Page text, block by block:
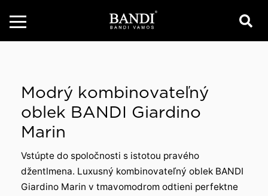
Modrý kombinovateľný
oblek BANDI Giardino
Marin
Vstúpte do spoločnosti s istotou pravého
džentlmena. Luxusný kombinovateľný oblek BANDI
Giardino Marin v tmavomodrom odtieni perfektne